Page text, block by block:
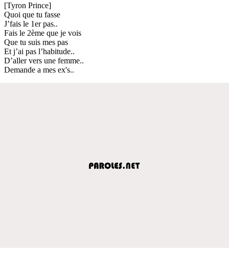
[Tyron Prince]
Quoi que tu fasse
J’fais le 1er pas..
Fais le 2ème que je vois
Que tu suis mes pas
Et j’ai pas l’habitude..
D’aller vers une femme..
Demande a mes ex's..